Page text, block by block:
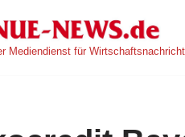
Mediendienst für